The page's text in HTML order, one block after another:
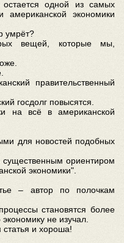
остается одной из самых
экономики
умрёт?
вещей, которые мы,
правительственный
госдолг повысятся.
на всё в американской
для новостей подобных
ориентиром
экономики".
– автор по полочкам
становятся более
не изучал.
статья и хороша!